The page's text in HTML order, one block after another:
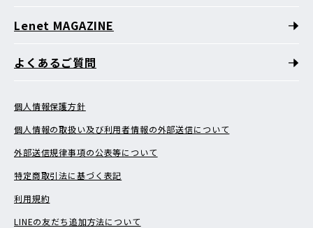
Lenet MAGAZINE
よくあるご質問
個人情報保護方針
個人情報の取扱い及び利用者情報の外部送信について
外部送信規律事項の公表等について
特定商取引法に基づく表記
利用規約
LINEの友だち追加方法について